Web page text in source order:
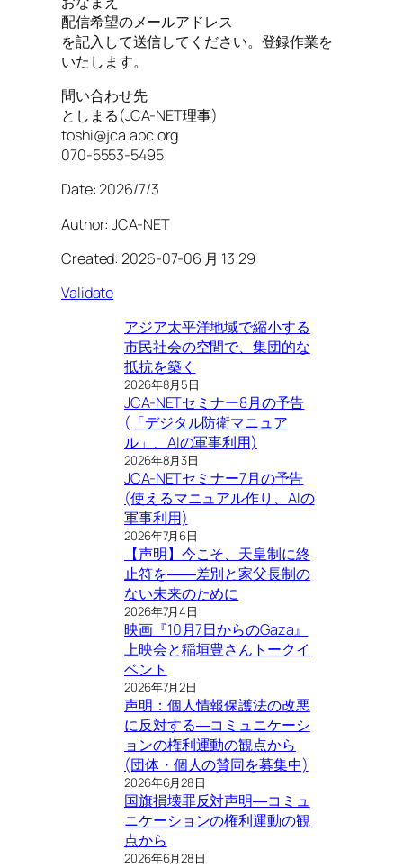
配信希望のメールアドレス
を記入して送信してください。登録作業を
いたします。
問い合わせ先
としまる(JCA-NET理事)
toshi@jca.apc.org
070-5553-5495
Date: 2026/7/3
Author: JCA-NET
Created: 2026-07-06 月 13:29
Validate
アジア太平洋地域で縮小する
市民社会の空間で、集団的な
抵抗を築く
2026年8月5日
JCA-NETセミナー8月の予告
(「デジタル防衛マニュア
ル」、AIの軍事利用)
2026年8月3日
JCA-NETセミナー7月の予告
(使えるマニュアル作り、AIの
軍事利用)
2026年7月6日
【声明】今こそ、天皇制に終
止符を――差別と家父長制の
ない未来のために
2026年7月4日
映画『10月7日からのGaza』
上映会と稲垣豊さんトークイ
ベント
2026年7月2日
声明：個人情報保護法の改悪
に反対する―コミュニケーシ
ョンの権利運動の観点から
(団体・個人の賛同を募集中)
2026年6月28日
国旗損壊罪反対声明―コミュ
ニケーションの権利運動の観
点から
2026年6月28日